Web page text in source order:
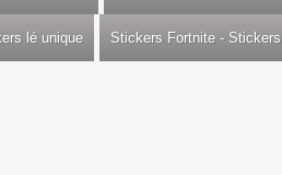
lé unique Stickers Fortnite -